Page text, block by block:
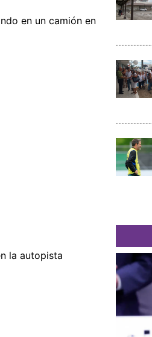
en un camión en
la autopista